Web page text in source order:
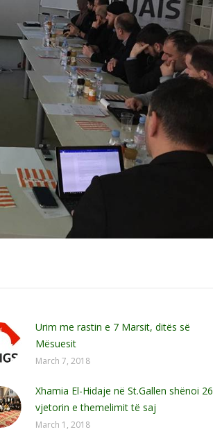
Urim me rastin e 7 Marsit, ditës së
Mësuesit
March 7, 2018
Xhamia El-Hidaje në St.Gallen shënoi 26
vjetorin e themelimit të saj
March 1, 2018